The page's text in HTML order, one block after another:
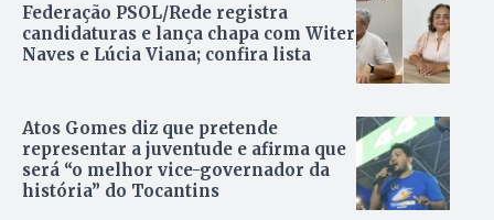
Federação PSOL/Rede registra
candidaturas e lança chapa com Witer
Naves e Lúcia Viana; confira lista
Atos Gomes diz que pretende
representar a juventude e afirma que
será “o melhor vice-governador da
história” do Tocantins